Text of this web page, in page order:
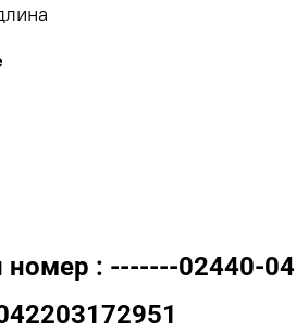
номер : -------02440-04